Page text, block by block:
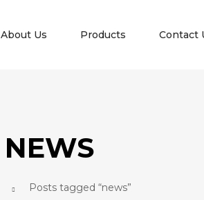
About Us Products Contact
NEWS
Posts tagged “news”